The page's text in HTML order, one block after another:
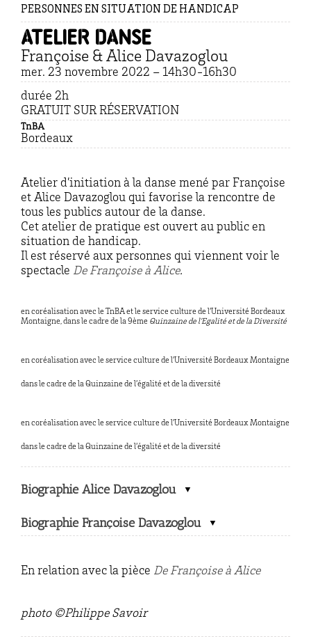
PERSONNES EN SITUATION DE HANDICAP
Atelier danse
Françoise & Alice Davazoglou
mer. 23 novembre 2022 – 14h30-16h30
durée 2h
GRATUIT SUR RÉSERVATION
TnBA
Bordeaux
Atelier d’initiation à la danse mené par Françoise
et Alice Davazoglou qui favorise la rencontre de
tous les publics autour de la danse.
Cet atelier de pratique est ouvert au public en
situation de handicap.
Il est réservé aux personnes qui viennent voir le
spectacle De Françoise à Alice.
en coréalisation avec le TnBA et le service culture de l’Université Bordeaux
Montaigne, dans le cadre de la 9ème Quinzaine de l’Egalité et de la Diversité
en coréalisation avec le service culture de l’Université Bordeaux Montaigne
dans le cadre de la Quinzaine de l’égalité et de la diversité
en coréalisation avec le service culture de l’Université Bordeaux Montaigne
dans le cadre de la Quinzaine de l’égalité et de la diversité
Biographie Alice Davazoglou
Biographie Françoise Davazoglou
En relation avec la pièce De Françoise à Alice
photo ©Philippe Savoir